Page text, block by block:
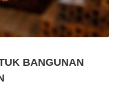
BANGUNAN